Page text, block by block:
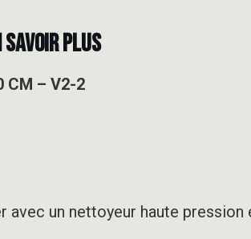
V2-
SAVOIR PLUS
CM – V2-2
un nettoyeur haute pression